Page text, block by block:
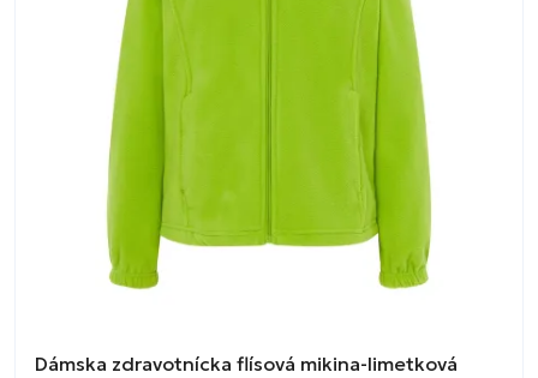
Dámska zdravotnícka flísová mikina-limetková